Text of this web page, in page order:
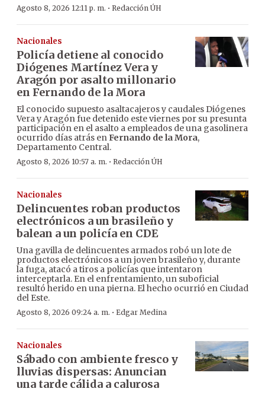
Agosto 8, 2026 12:11 p. m. · Redacción ÚH
Nacionales
Policía detiene al conocido
Diógenes Martínez Vera y
Aragón por asalto millonario
en Fernando de la Mora
El conocido supuesto asaltacajeros y caudales Diógenes
Vera y Aragón fue detenido este viernes por su presunta
participación en el asalto a empleados de una gasolinera
ocurrido días atrás enFernando de la Mora,
Departamento Central.
Agosto 8, 2026 10:57 a. m. · Redacción ÚH
Nacionales
Delincuentes roban productos
electrónicos a un brasileño y
balean a un policía en CDE
Una gavilla de delincuentes armados robó un lote de
productos electrónicos a un joven brasileño y, durante
la fuga, atacó a tiros a policías que intentaron
interceptarla. En el enfrentamiento, un suboficial
resultó herido en una pierna. El hecho ocurrió en Ciudad
del Este.
Agosto 8, 2026 09:24 a. m. · Edgar Medina
Nacionales
Sábado con ambiente fresco y
lluvias dispersas: Anuncian
una tarde cálida a calurosa